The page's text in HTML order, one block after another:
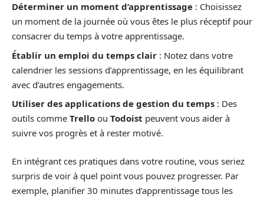
Déterminer un moment d’apprentissage : Choisissez
un moment de la journée où vous êtes le plus réceptif pour
consacrer du temps à votre apprentissage.
Établir un emploi du temps clair : Notez dans votre
calendrier les sessions d’apprentissage, en les équilibrant
avec d’autres engagements.
Utiliser des applications de gestion du temps : Des
outils comme Trello ou Todoist peuvent vous aider à
suivre vos progrès et à rester motivé.
En intégrant ces pratiques dans votre routine, vous seriez
surpris de voir à quel point vous pouvez progresser. Par
exemple, planifier 30 minutes d’apprentissage tous les